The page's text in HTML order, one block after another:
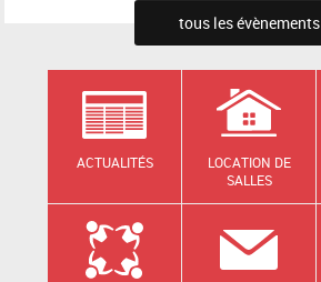
tous les évènements
ACTUALITÉS
LOCATION DE
SALLES